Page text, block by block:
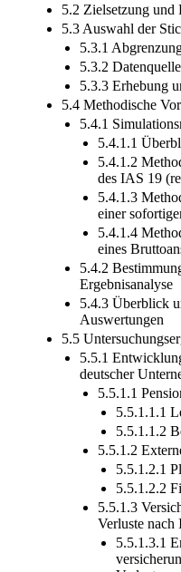
5.2 Zielsetzung und
5.3 Auswahl der
5.3.1
5.3.2
5.3.3 Erhebung
5.4 Methodische
5.4.1
5.4.1.1
5.4.1.2
des IAS 19
5.4.1.3
einer
5.4.1.4
eines
5.4.2
Ergebnisanalyse
5.4.3 Überblick
Auswertungen
5.5
5.5.1
deutscher
5.5.1.1
5.5.1.1.1
5.5.1.1.2
5.5.1.2
5.5.1.2.1
5.5.1.2.2
5.5.1.3
Verluste
5.5.1.3.1